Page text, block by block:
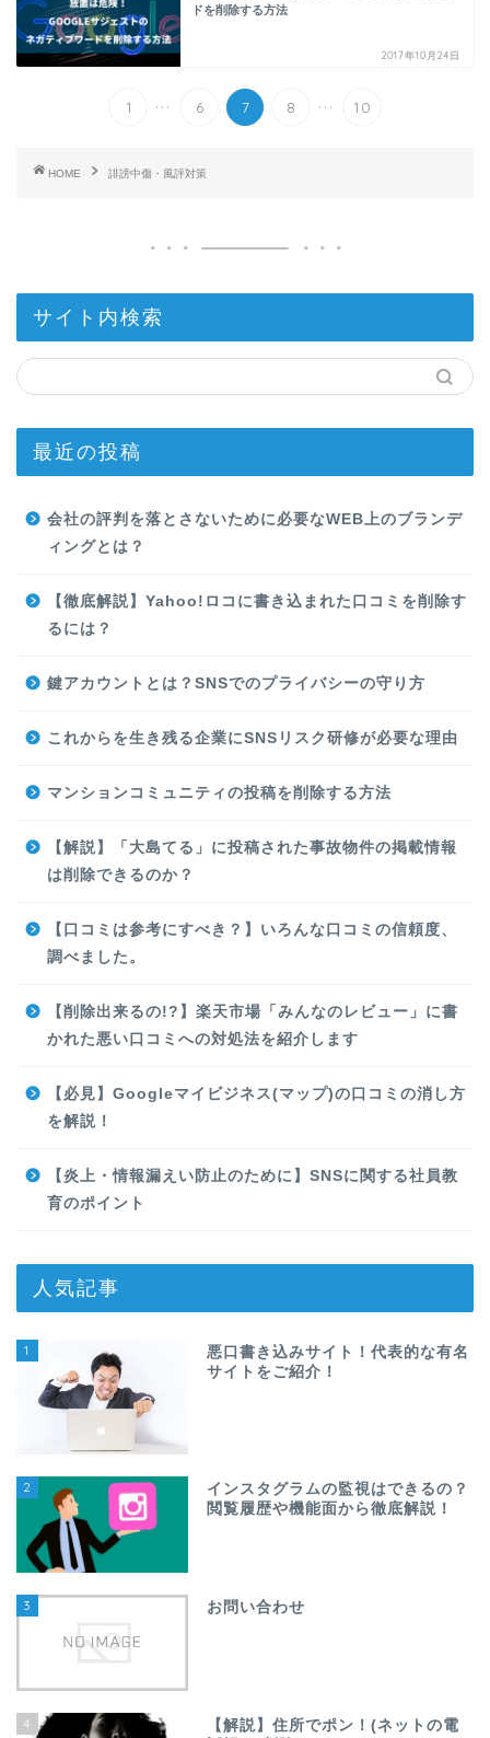
ドを削除する方法
2017年10月24日
1 ... 6 7 8 ... 10
HOME 誹謗中傷・風評対策
サイト内検索
最近の投稿
会社の評判を落とさないために必要なWEB上のブランデ
ィングとは？
【徹底解説】Yahoo!ロコに書き込まれた口コミを削除す
るには？
鍵アカウントとは？SNSでのプライバシーの守り方
これからを生き残る企業にSNSリスク研修が必要な理由
マンションコミュニティの投稿を削除する方法
【解説】「大島てる」に投稿された事故物件の掲載情報
は削除できるのか？
【口コミは参考にすべき？】いろんな口コミの信頼度、
調べました。
【削除出来るの!?】楽天市場「みんなのレビュー」に書
かれた悪い口コミへの対処法を紹介します
【必見】Googleマイビジネス(マップ)の口コミの消し方
を解説！
【炎上・情報漏えい防止のために】SNSに関する社員教
育のポイント
人気記事
1
悪口書き込みサイト！代表的な有名
サイトをご紹介！
2
インスタグラムの監視はできるの？
閲覧履歴や機能面から徹底解説！
3 お問い合わせ
4
【解説】住所でポン！(ネットの電